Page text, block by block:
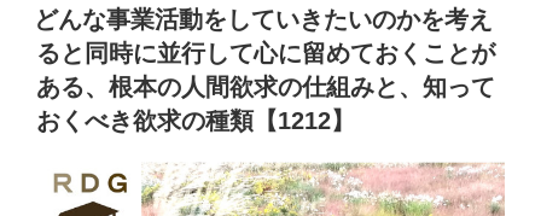
稿
日:
どんな事業活動をしていきたいのかを考え
ると同時に並行して心に留めておくことが
ある、根本の人間欲求の仕組みと、知って
おくべき欲求の種類【1212】